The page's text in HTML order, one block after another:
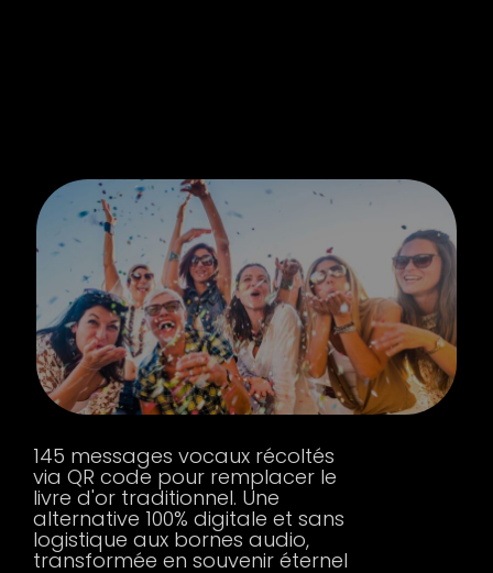
145 messages vocaux récoltés
via QR code pour remplacer le
livre d'or traditionnel. Une
alternative 100% digitale et sans
logistique aux bornes audio,
transformée en souvenir éternel